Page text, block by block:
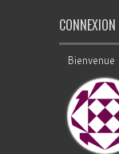
CONNEXION
Bienvenue